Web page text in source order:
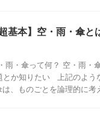
基本】空・雨・傘と
雨・傘って何？ 空・雨・
とか知りたい 上記のよう
、ものごとを論理的に考